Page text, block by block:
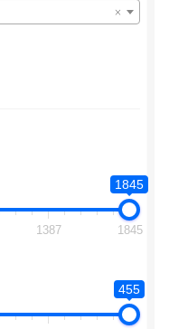
×
1845
1387 1845
455